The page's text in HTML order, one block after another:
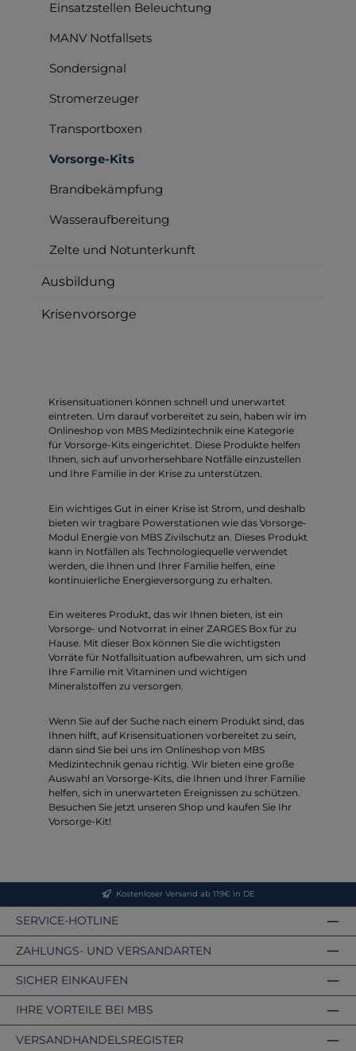
Einsatzstellen Beleuchtung
MANV Notfallsets
Sondersignal
Stromerzeuger
Transportboxen
Vorsorge-Kits
Brandbekämpfung
Wasseraufbereitung
Zelte und Notunterkunft
Ausbildung
Krisenvorsorge
Krisensituationen können schnell und unerwartet
eintreten. Um darauf vorbereitet zu sein, haben wir im
Onlineshop von MBS Medizintechnik eine Kategorie
für Vorsorge-Kits eingerichtet. Diese Produkte helfen
Ihnen, sich auf unvorhersehbare Notfälle einzustellen
und Ihre Familie in der Krise zu unterstützen.
Ein wichtiges Gut in einer Krise ist Strom, und deshalb
bieten wir tragbare Powerstationen wie das Vorsorge-
Modul Energie von MBS Zivilschutz an. Dieses Produkt
kann in Notfällen als Technologiequelle verwendet
werden, die Ihnen und Ihrer Familie helfen, eine
kontinuierliche Energieversorgung zu erhalten.
Ein weiteres Produkt, das wir Ihnen bieten, ist ein
Vorsorge- und Notvorrat in einer ZARGES Box für zu
Hause. Mit dieser Box können Sie die wichtigsten
Vorräte für Notfallsituation aufbewahren, um sich und
Ihre Familie mit Vitaminen und wichtigen
Mineralstoffen zu versorgen.
Wenn Sie auf der Suche nach einem Produkt sind, das
Ihnen hilft, auf Krisensituationen vorbereitet zu sein,
dann sind Sie bei uns im Onlineshop von MBS
Medizintechnik genau richtig. Wir bieten eine große
Auswahl an Vorsorge-Kits, die Ihnen und Ihrer Familie
helfen, sich in unerwarteten Ereignissen zu schützen.
Besuchen Sie jetzt unseren Shop und kaufen Sie Ihr
Vorsorge-Kit!
Kostenloser Versand ab 119€ in DE
SERVICE-HOTLINE
ZAHLUNGS- UND VERSANDARTEN
VERSANDHANDELSREGISTER
SICHER EINKAUFEN
IHRE VORTEILE BEI MBS